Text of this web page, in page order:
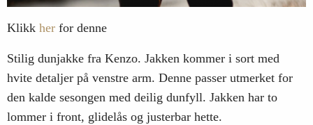
Klikk her for denne
Stilig dunjakke fra Kenzo. Jakken kommer i sort med
hvite detaljer på venstre arm. Denne passer utmerket for
den kalde sesongen med deilig dunfyll. Jakken har to
lommer i front, glidelås og justerbar hette.